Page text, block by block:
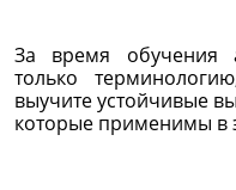
За время обучения
только
выучите устойчивые
которые применимы в